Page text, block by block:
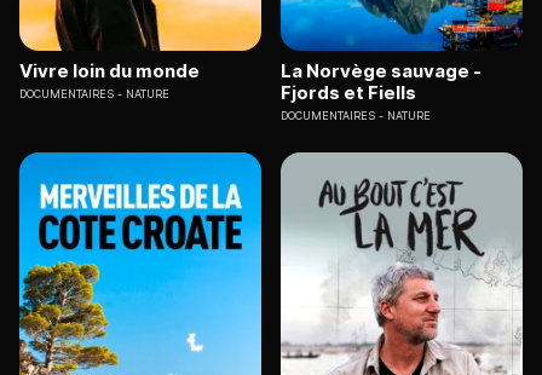
Vivre loin du monde
DOCUMENTAIRES NATURE
La Norvège sauvage -
Fjords et Fiells
DOCUMENTAIRES NATURE